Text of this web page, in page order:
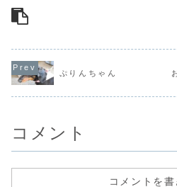
が本当に雪国のよ
うであまりにも積
こちらは先週の雪
の週末の写真。鮎
丸小屋にもきれい
に積もってますね
（母が撮影。）
い...
ようで狙っていた
釣れず、唯一のイ
ナダさん↓アジ・サ
ぷりんちゃん
コメント
コメントを